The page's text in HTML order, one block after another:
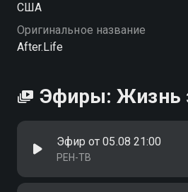
США
Оригинальное название
After.Life
Эфиры: Жизнь
Эфир от 05.08 21:00
РЕН-ТВ